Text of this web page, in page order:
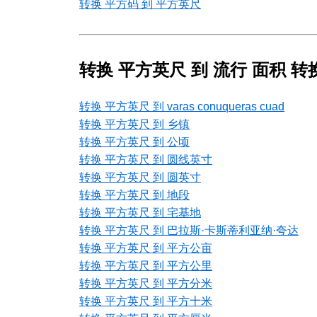
转换 平方码 到 平方英尺
转换 平方英尺 到 流行 面积 转
转换 平方英尺 到 varas conuqueras cuad
转换 平方英尺 到 乡镇
转换 平方英尺 到 公顷
转换 平方英尺 到 圆线英寸
转换 平方英尺 到 圆英寸
转换 平方英尺 到 地段
转换 平方英尺 到 宅基地
转换 平方英尺 到 巴拉斯·卡斯蒂利亚纳·夸达
转换 平方英尺 到 平方公亩
转换 平方英尺 到 平方公里
转换 平方英尺 到 平方分米
转换 平方英尺 到 平方十米